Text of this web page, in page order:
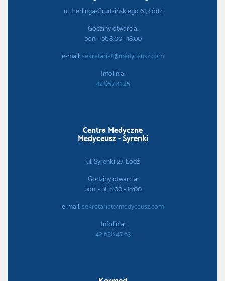
ul. Herlinga-Grudzińskiego 61, Łódź
Godziny otwarcia:
pon. - pt. 8:00 - 18:00
e-mail:sekretariat@medyceusz.com
Infolinia:
42 657 41 25
Centra Medyczne
Medyceusz - Syrenki
ul. Syrenki 27, Łódź
Godziny otwarcia:
pon. - pt. 8:00 - 18:00
e-mail:sekretariat@medyceusz.com
Infolinia:
42 658 47 63